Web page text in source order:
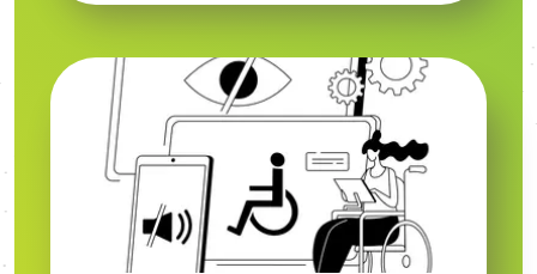
Voir l'article
Image